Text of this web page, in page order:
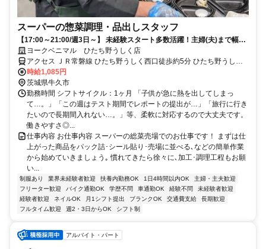
スーパーの惣菜調理・品出しスタッフ
【17:00～21:00/週3日～】 未経験スタート多数活躍！主婦(夫)まで幅広
い層が在籍★
ヨークベニマル ひたち野うしく店
アクセス ＪＲ常磐線 ひたち野うしく西口徒歩約5分 ひたち野うしく
駅(JR在来線)5分
時給1,085円
茨城県牛久市
勤務時間 シフトサイクル：1ヶ月 「子供が急に熱を出してしまっ
て…。」「この週はテスト期間でレポートの提出が…」「旅行に行き
たいので長期間入れない…。」等、柔軟に対応するので大丈夫です。
働きやすさ◎...
仕事内容 お仕事内容 スーパーの総菜売場でのお仕事です！ まずは仕
上がった商品をパック詰･シール貼り･売場に並べる､などの簡単作業
から始めていきましょう｡ 慣れてきたら徐々に､加工･調理工程もお願
い...
制服あり 業界未経験者歓迎 扶養内勤務OK 1日4時間以内OK
主婦・主夫歓迎
フリーター歓迎
バイク通勤OK 学歴不問 車通勤OK 経験不問
未経験者歓迎
経験者歓迎
ネイルOK 月1シフト提出 ブランクOK 交通費支給
長期歓迎
フルタイム歓迎
週2・3日からOK シフト制
アルバイト・パート